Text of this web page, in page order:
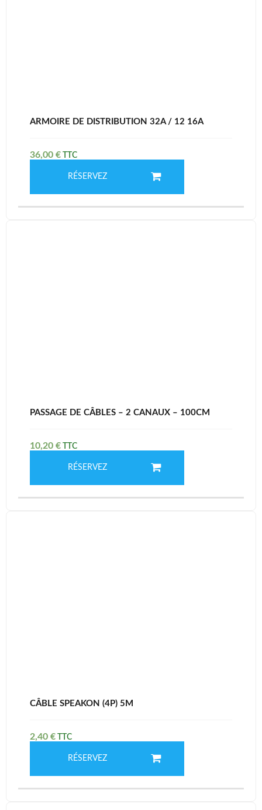
ARMOIRE DE DISTRIBUTION 32A / 12 16A
36,00 €
RÉSERVEZ
PASSAGE DE CÂBLES – 2 CANAUX – 100CM
10,20 €
RÉSERVEZ
CÂBLE SPEAKON (4P) 5M
2,40 €
RÉSERVEZ